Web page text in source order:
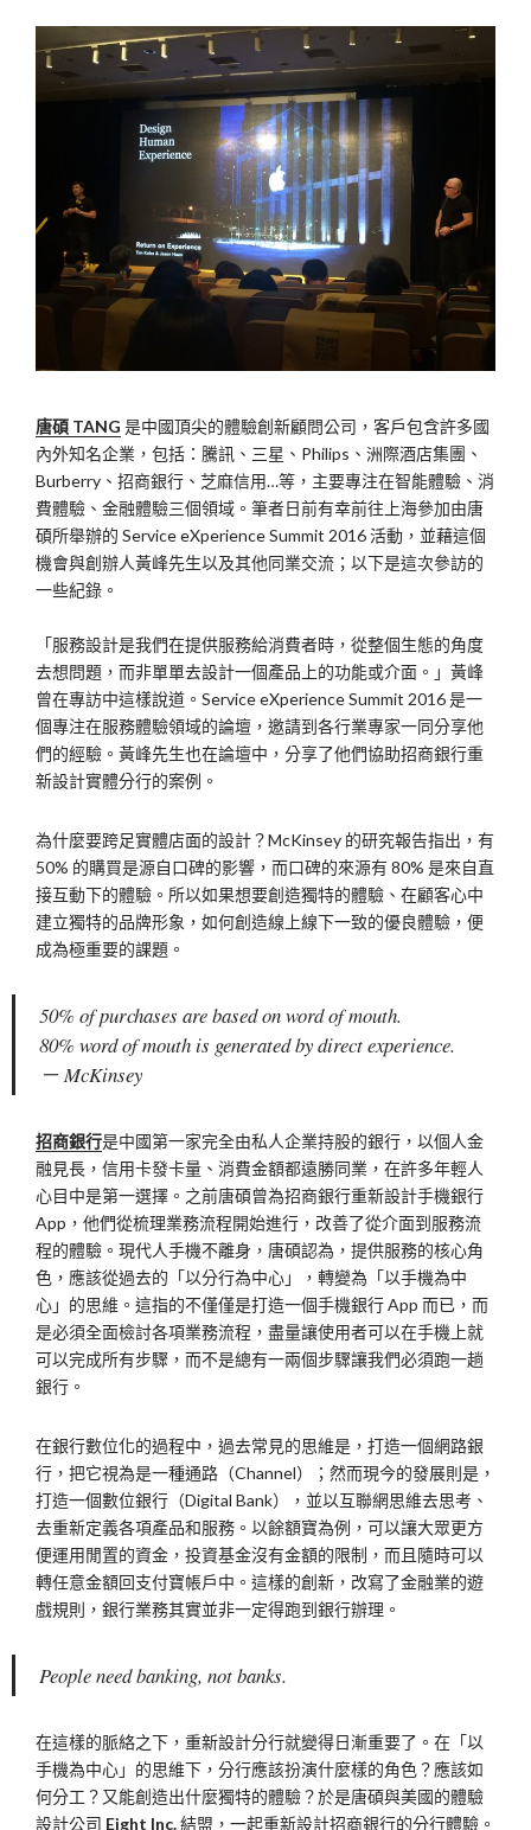
唐碩 TANG 是中國頂尖的體驗創新顧問公司，客戶包含許多國
內外知名企業，包括：騰訊、三星、Philips、洲際酒店集團、
Burberry、招商銀行、芝麻信用…等，主要專注在智能體驗、消
費體驗、金融體驗三個領域。筆者日前有幸前往上海參加由唐
碩所舉辦的 Service eXperience Summit 2016 活動，並藉這個
機會與創辦人黃峰先生以及其他同業交流；以下是這次參訪的
一些紀錄。
「服務設計是我們在提供服務給消費者時，從整個生態的角度
去想問題，而非單單去設計一個產品上的功能或介面。」黃峰
曾在專訪中這樣說道。Service eXperience Summit 2016 是一
個專注在服務體驗領域的論壇，邀請到各行業專家一同分享他
們的經驗。黃峰先生也在論壇中，分享了他們協助招商銀行重
新設計實體分行的案例。
為什麼要跨足實體店面的設計？McKinsey 的研究報告指出，有
50% 的購買是源自口碑的影響，而口碑的來源有 80% 是來自直
接互動下的體驗。所以如果想要創造獨特的體驗、在顧客心中
建立獨特的品牌形象，如何創造線上線下一致的優良體驗，便
成為極重要的課題。
50% of purchases are based on word of mouth.
80% word of mouth is generated by direct experience.
－ McKinsey
招商銀行是中國第一家完全由私人企業持股的銀行，以個人金
融見長，信用卡發卡量、消費金額都遠勝同業，在許多年輕人
心目中是第一選擇。之前唐碩曾為招商銀行重新設計手機銀行
App，他們從梳理業務流程開始進行，改善了從介面到服務流
程的體驗。現代人手機不離身，唐碩認為，提供服務的核心角
色，應該從過去的「以分行為中心」，轉變為「以手機為中
心」的思維。這指的不僅僅是打造一個手機銀行 App 而已，而
是必須全面檢討各項業務流程，盡量讓使用者可以在手機上就
可以完成所有步驟，而不是總有一兩個步驟讓我們必須跑一趟
銀行。
在銀行數位化的過程中，過去常見的思維是，打造一個網路銀
行，把它視為是一種通路（Channel）；然而現今的發展則是，
打造一個數位銀行（Digital Bank），並以互聯網思維去思考、
去重新定義各項產品和服務。以餘額寶為例，可以讓大眾更方
便運用閒置的資金，投資基金沒有金額的限制，而且隨時可以
轉任意金額回支付寶帳戶中。這樣的創新，改寫了金融業的遊
戲規則，銀行業務其實並非一定得跑到銀行辦理。
People need banking, not banks.
在這樣的脈絡之下，重新設計分行就變得日漸重要了。在「以
手機為中心」的思維下，分行應該扮演什麼樣的角色？應該如
何分工？又能創造出什麼獨特的體驗？於是唐碩與美國的體驗
設計公司 Eight Inc.結盟，一起重新設計招商銀行的分行體驗。